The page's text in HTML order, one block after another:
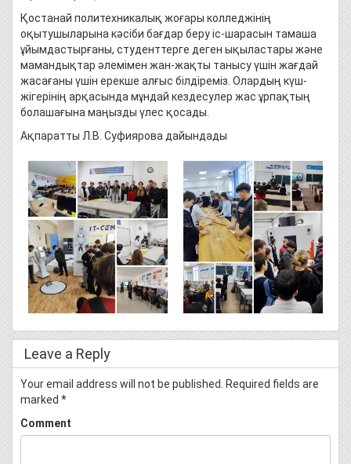
Қостанай политехникалық жоғары колледжінің
оқытушыларына кәсіби бағдар беру іс-шарасын тамаша
ұйымдастырғаны, студенттерге деген ықыластары және
мамандықтар әлемімен жан-жақты танысу үшін жағдай
жасағаны үшін ерекше алғыс білдіреміз. Олардың күш-
жігерінің арқасында мұндай кездесулер жас ұрпақтың
болашағына маңызды үлес қосады.
Ақпаратты Л.В. Суфиярова дайындады
Leave a Reply
Your email address will not be published.
Required fields are
marked *
Comment